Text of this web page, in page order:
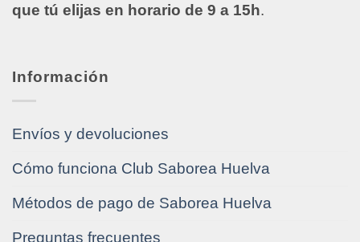
que tú elijas en horario de 9 a 15h.
Información
Envíos y devoluciones
Cómo funciona Club Saborea Huelva
Métodos de pago de Saborea Huelva
Preguntas frecuentes